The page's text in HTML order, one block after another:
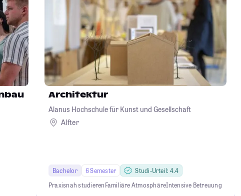
Architektur
Alanus Hochschule für Kunst und Gesellschaft
Alfter
Bachelor 6 Semester
Studi-Urteil: 4.4
Praxisnah studierenFamiliäre AtmosphäreIntensive Betreuung